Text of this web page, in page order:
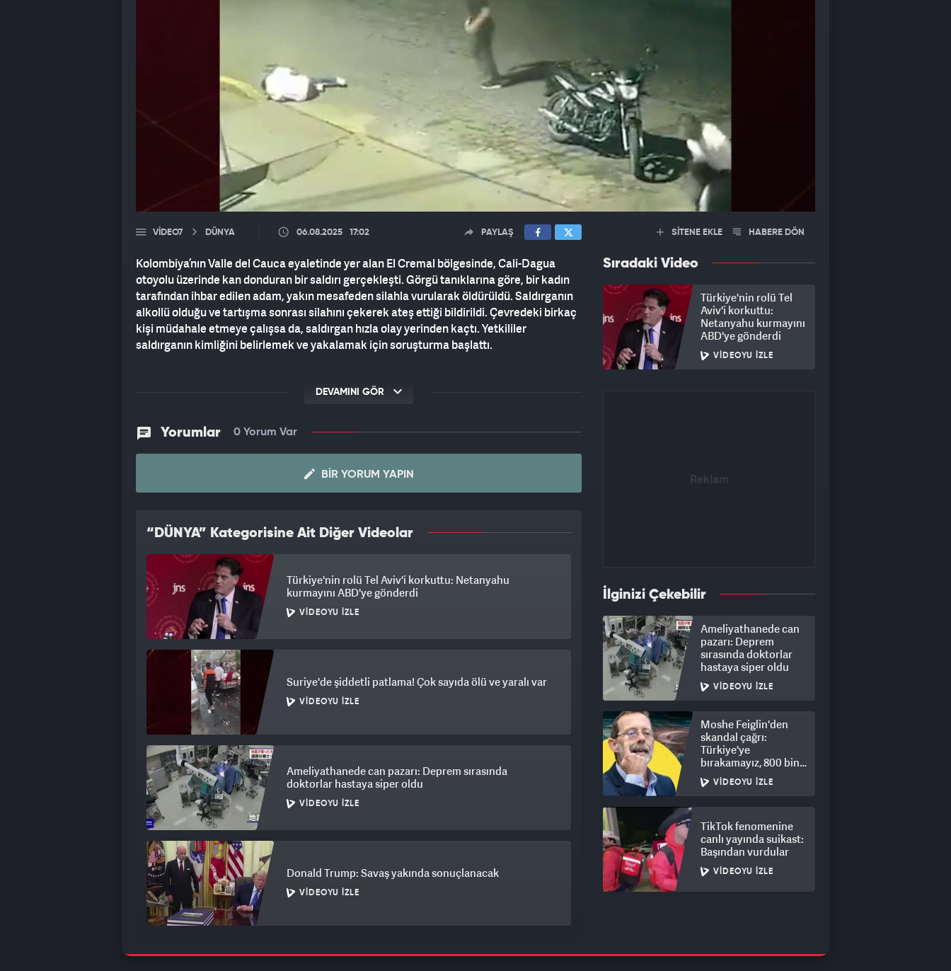
VIDEO7 DÜNYA 06.08.2025 17:02 PAYLAŞ
Kolombiya’nın Valle del Cauca eyaletinde yer alan El Cremal bölgesinde, Cali-Dagua
otoyolu üzerinde kan donduran bir saldırı gerçekleşti. Görgü tanıklarına göre, bir kadın
tarafından ihbar edilen adam, yakın mesafeden silahla vurularak öldürüldü. Saldırganın
alkollü olduğu ve tartışma sonrası silahını çekerek ateş ettiği bildirildi. Çevredeki birkaç
kişi müdahale etmeye çalışsa da, saldırgan hızla olay yerinden kaçtı. Yetkililer
saldırganın kimliğini belirlemek ve yakalamak için soruşturma başlattı.
DEVAMINI GÖR
Yorumlar 0 Yorum Var
BIR YORUM YAPIN
“DÜNYA” Kategorisine Ait Diğer Videolar
Türkiye'nin rolü Tel Aviv'i korkuttu: Netanyahu
kurmayını ABD'ye gönderdi
VIDEOYU İZLE
Suriye'de şiddetli patlama! Çok sayıda ölü ve yaralı var
VIDEOYU İZLE
Ameliyathanede can pazarı: Deprem sırasında
doktorlar hastaya siper oldu
VIDEOYU İZLE
Donald Trump: Savaş yakında sonuçlanacak
VIDEOYU İZLE
SİTENE EKLE HABERE DÖN
Sıradaki Video
Türkiye'nin rolü Tel
Aviv'i korkuttu:
Netanyahu kurmayını
ABD'ye gönderdi
VIDEOYU İZLE
İlginizi Çekebilir
Ameliyathanede can
pazarı: Deprem
sırasında doktorlar
hastaya siper oldu
VIDEOYU İZLE
Moshe Feiglin'den
skandal çağrı:
Türkiye'ye
bırakamayız, 800 bin
kişi için derhal sürgün!
VIDEOYU İZLE
TikTok fenomenine
canlı yayında suikast:
Başından vurdular
VIDEOYU İZLE